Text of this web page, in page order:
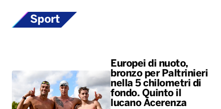
Sport
Europei di nuoto,
bronzo per Paltrinieri
nella 5 chilometri di
fondo. Quinto il
lucano Acerenza